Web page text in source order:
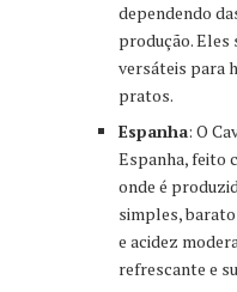
dependendo
produção. Eles
versáteis para
pratos.
Espanha: O
Espanha, feito
onde é
simples,
e acidez
refrescante e